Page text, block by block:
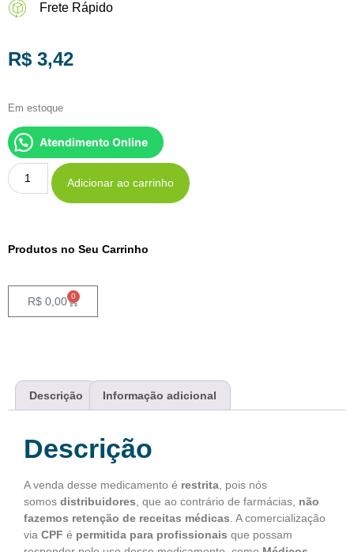
Frete Rápido
R$ 3,42
Em estoque
Atendimento Online
Adicionar ao carrinho
Produtos no Seu Carrinho
R$ 0,00 0
Descrição Informação adicional
Descrição
A venda desse medicamento é restrita , pois nós
somos distribuidores , que ao contrário de farmácias, não
fazemos retenção de receitas médicas . A comercialização
via CPF é permitida para profissionais que possam